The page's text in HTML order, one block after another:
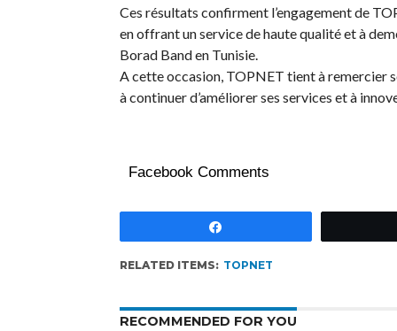
Ces résultats confirment l’engagement de
en offrant un service de haute qualité et à
Borad Band en Tunisie.
A cette occasion, TOPNET tient à remercier
à continuer d’améliorer ses services et à
Facebook Comments
RELATED ITEMS: TOPNET
RECOMMENDED FOR YOU